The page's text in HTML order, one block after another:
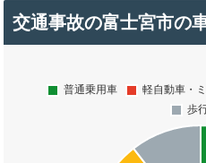
交通事故の富士宮市の